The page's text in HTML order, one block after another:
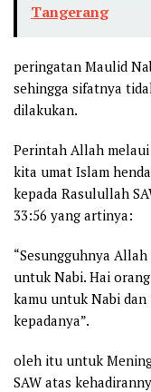
Tangerang
peringatan Maulid
sehingga sifatnya
dilakukan.
Perintah Allah
kita umat Islam
kepada Rasulullah
33:56 yang artinya:
“Sesungguhnya
untuk Nabi. Hai
kamu untuk Nabi
kepadanya”.
oleh itu untuk
SAW atas